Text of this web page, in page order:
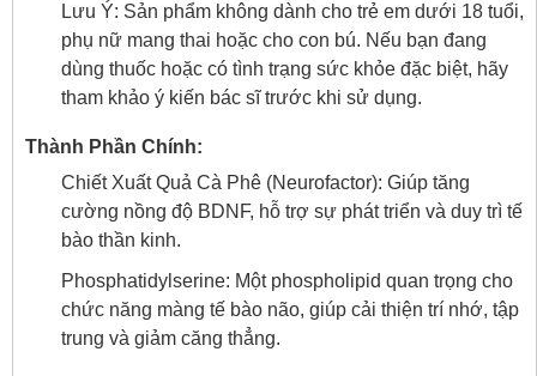
Lưu Ý: Sản phẩm không dành cho trẻ em dưới 18 tuổi,
phụ nữ mang thai hoặc cho con bú. Nếu bạn đang
dùng thuốc hoặc có tình trạng sức khỏe đặc biệt, hãy
tham khảo ý kiến bác sĩ trước khi sử dụng.
Thành Phần Chính:
Chiết Xuất Quả Cà Phê (Neurofactor): Giúp tăng
cường nồng độ BDNF, hỗ trợ sự phát triển và duy trì tế
bào thần kinh.
Phosphatidylserine: Một phospholipid quan trọng cho
chức năng màng tế bào não, giúp cải thiện trí nhớ, tập
trung và giảm căng thẳng.